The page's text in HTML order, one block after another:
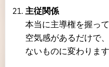
主従関係
本当に主導権を握っ
空気感があるだけで
ないものに変わります